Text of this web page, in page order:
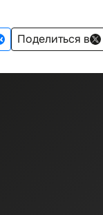
Поделиться в